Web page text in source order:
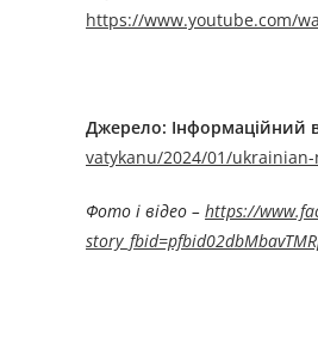
https://www.youtube.com/
Джерелo: Інформаційний
vatykanu/2024/01/
Фото і відео – https://